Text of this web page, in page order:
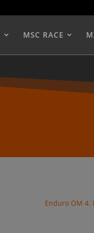
MSC RACE
Enduro ÖM 4.